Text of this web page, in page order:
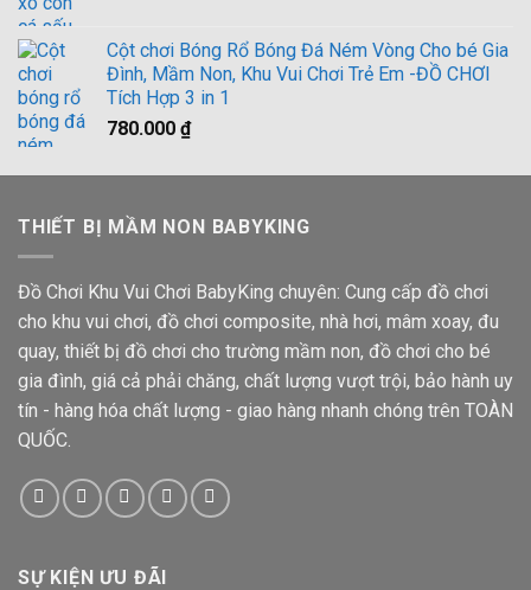
Cột chơi Bóng Rổ Bóng Đá Ném Vòng Cho bé Gia
Đình, Mầm Non, Khu Vui Chơi Trẻ Em -ĐỒ CHƠI
Tích Hợp 3 in 1
780.000 ₫
THIẾT BỊ MẦM NON BABYKING
Đồ Chơi Khu Vui Chơi BabyKing chuyên: Cung cấp đồ chơi
cho khu vui chơi, đồ chơi composite, nhà hơi, mâm xoay, đu
quay, thiết bị đồ chơi cho trường mầm non, đồ chơi cho bé
gia đình, giá cả phải chăng, chất lượng vượt trội, bảo hành uy
tín - hàng hóa chất lượng - giao hàng nhanh chóng trên TOÀN
QUỐC.
SỰ KIỆN ƯU ĐÃI